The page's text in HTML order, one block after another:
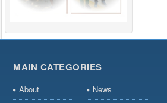
MAIN CATEGORIES
About
News